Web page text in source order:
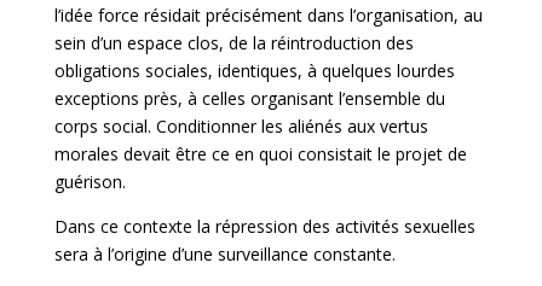
l’idée force résidait précisément dans l’organisation, au
sein d’un espace clos, de la réintroduction des
obligations sociales, identiques, à quelques lourdes
exceptions près, à celles organisant l’ensemble du
corps social. Conditionner les aliénés aux vertus
morales devait être ce en quoi consistait le projet de
guérison.
Dans ce contexte la répression des activités sexuelles
sera à l’origine d’une surveillance constante.